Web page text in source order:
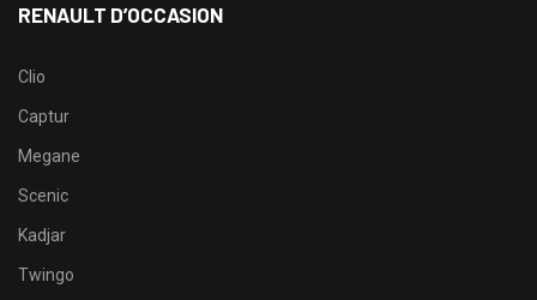
RENAULT D’OCCASION
Clio
Captur
Megane
Scenic
Kadjar
Twingo